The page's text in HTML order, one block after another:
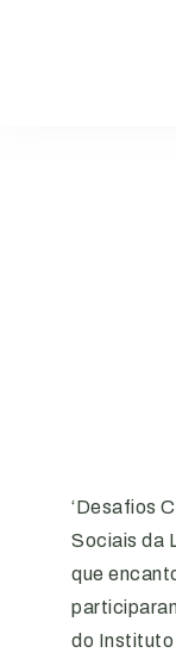
‘Desafios
Sociais da
que
do Instituto